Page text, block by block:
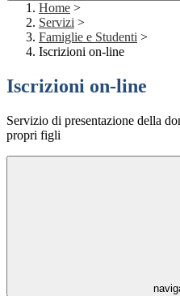
Home >
Servizi >
Famiglie e Studenti >
Iscrizioni on-line
Iscrizioni on-line
Servizio di presentazione della
propri figli